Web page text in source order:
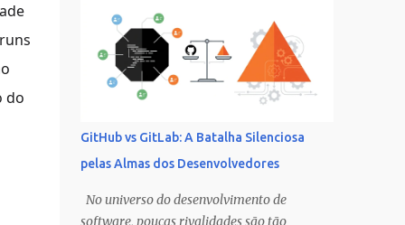
do
network issues or configuring security
settings. However, understanding what your
IP address is, how it works, and what
information it reveals about you is crucial
for navigating the digital world with
confidence and security. This comprehensive
addresses, explore their types, discuss
privacy implications, and provide practical
tools for managing your online identity. The
GitHub vs GitLab: A Batalha Silenciosa
pelas Almas dos Desenvolvedores
No universo do desenvolvimento de
software, poucas rivalidades são tão